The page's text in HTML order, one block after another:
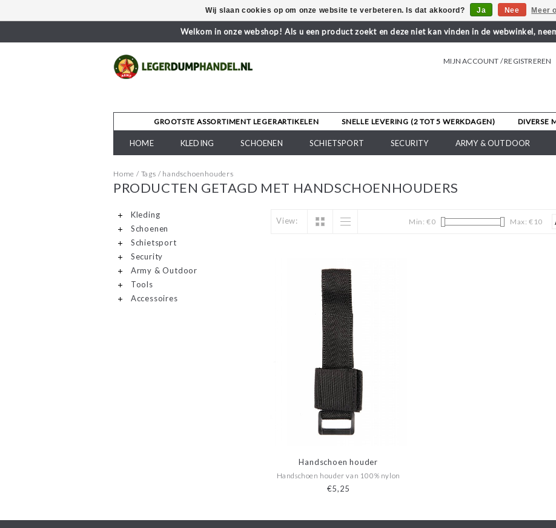
Welkom in onze webshop! Als u een product zoekt en deze niet kan vinden in de webwinkel,
MIJN ACCOUNT / REGISTREREN
GROOTSTE ASSORTIMENT LEGERARTIKELEN SNELLE LEVERING (2 TOT 5 WERKDAGEN) DIVERSE
HOME KLEDING SCHOENEN SCHIETSPORT SECURITY ARMY & OUTDOOR
Home / Tags / handschoenhouders
PRODUCTEN GETAGD MET HANDSCHOENHOUDERS
Kleding
Schoenen
Schietsport
Security
Army & Outdoor
Tools
Accessoires
View: Min: €0 Max: € 10
Handschoen houder
Handschoen houder van 100% nylon
€5,25
Wij slaan cookies op om onze website te verbeteren. Is dat akkoord? Ja Nee Meer